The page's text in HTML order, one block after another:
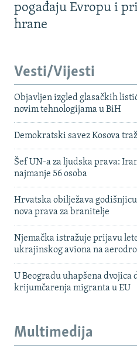
pogađaju Evropu i
hrane
Vesti/Vijesti
Objavljen izgled glasačkih
novim tehnologijama u BiH
Demokratski savez Kosova
Šef UN-a za ljudska prava:
najmanje 56 osoba
Hrvatska obilježava
nova prava za branitelje
Njemačka istražuje prijavu
ukrajinskog aviona na
U Beogradu uhapšena dvojica
krijumčarenja migranta u EU
Multimedija